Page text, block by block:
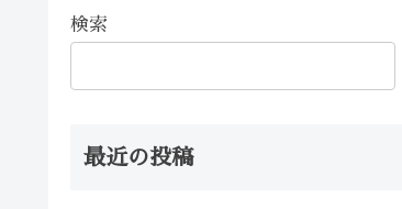
検索
最近の投稿